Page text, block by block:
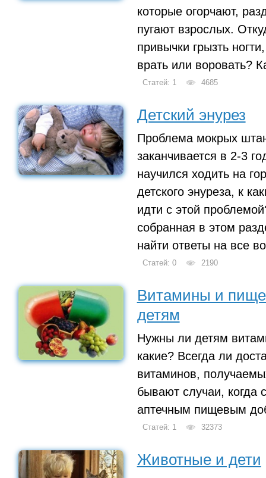
которые огорчают,
пугают взрослых.
привычки грызть
врать или воровать?
Статей: 1 4685
Детский энурез
Проблема мокрых
заканчивается в 2-3
научился ходить на
детского энуреза, к
идти с этой
собранная в этом
найти ответы на все
Статей: 0 2190
Витамины и
детям
Нужны ли детям
какие? Всегда ли
витаминов,
бывают случаи, когда
аптечным пищевым
Статей: 1 32373
Животные и дети